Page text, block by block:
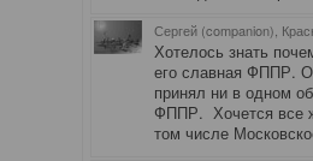
Сергей (companion),
Хотелось знать
его славная ФППР.
принял ни в одном
ФППР. Хочется все
том числе